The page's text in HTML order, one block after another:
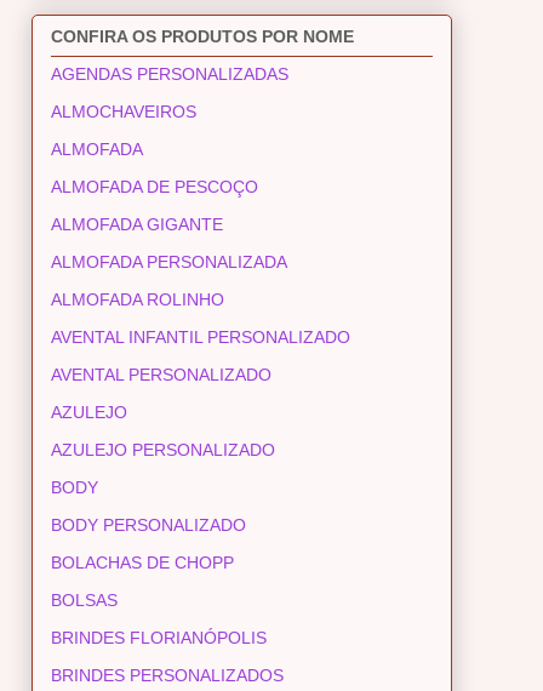
CONFIRA OS PRODUTOS POR NOME
AGENDAS PERSONALIZADAS
ALMOCHAVEIROS
ALMOFADA
ALMOFADA DE PESCOÇO
ALMOFADA GIGANTE
ALMOFADA PERSONALIZADA
ALMOFADA ROLINHO
AVENTAL INFANTIL PERSONALIZADO
AVENTAL PERSONALIZADO
AZULEJO
AZULEJO PERSONALIZADO
BODY
BODY PERSONALIZADO
BOLACHAS DE CHOPP
BOLSAS
BRINDES FLORIANÓPOLIS
BRINDES PERSONALIZADOS